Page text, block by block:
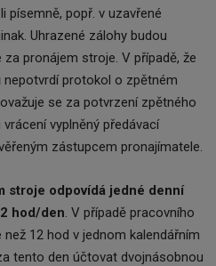
písemně, popř. v uzavřené
Uhrazené zálohy budou
pronájem stroje. V případě, že
nepotvrdí protokol o zpětném
se za potvrzení zpětného
vyplněný předávací
zástupcem pronajímatele.
stroje odpovídá jedné denní
hod/den. V případě pracovního
12 hod v jednom kalendářním
tento den účtovat dvojnásobnou